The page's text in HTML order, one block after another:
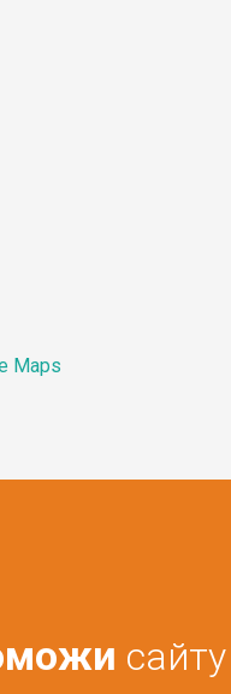
Maps
сайту